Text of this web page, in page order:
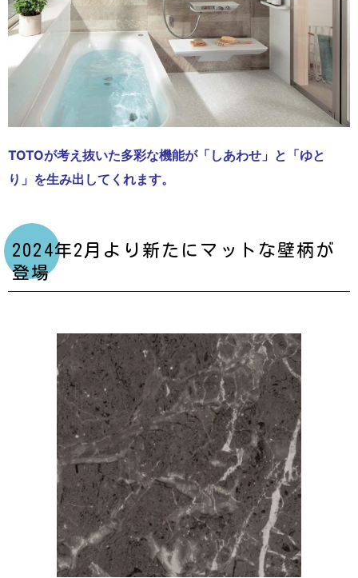
TOTOが考え抜いた多彩な機能が「しあわせ」と「ゆと
り」を生み出してくれます。
2024年2月より新たにマットな壁柄が
登場